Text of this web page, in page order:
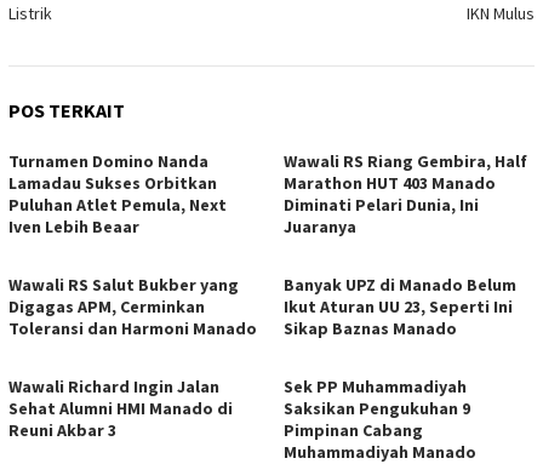
Listrik
IKN Mulus
POS TERKAIT
Turnamen Domino Nanda
Lamadau Sukses Orbitkan
Puluhan Atlet Pemula, Next
Iven Lebih Beaar
Wawali RS Riang Gembira, Half
Marathon HUT 403 Manado
Diminati Pelari Dunia, Ini
Juaranya
Wawali RS Salut Bukber yang
Digagas APM, Cerminkan
Toleransi dan Harmoni Manado
Banyak UPZ di Manado Belum
Ikut Aturan UU 23, Seperti Ini
Sikap Baznas Manado
Wawali Richard Ingin Jalan
Sehat Alumni HMI Manado di
Reuni Akbar 3
Sek PP Muhammadiyah
Saksikan Pengukuhan 9
Pimpinan Cabang
Muhammadiyah Manado